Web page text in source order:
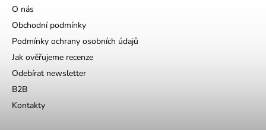
O nás
Obchodní podmínky
Podmínky ochrany osobních údajů
Jak ověřujeme recenze
Odebírat newsletter
B2B
Kontakty